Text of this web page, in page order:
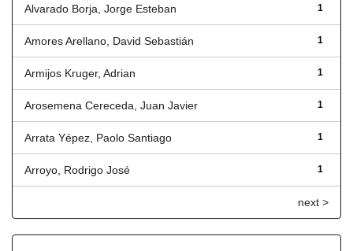
1
Alvarado Borja, Jorge Esteban
1
Amores Arellano, David Sebastián
1
Armijos Kruger, Adrian
1
Arosemena Cereceda, Juan Javier
1
Arrata Yépez, Paolo Santiago
1
Arroyo, Rodrigo José
next >